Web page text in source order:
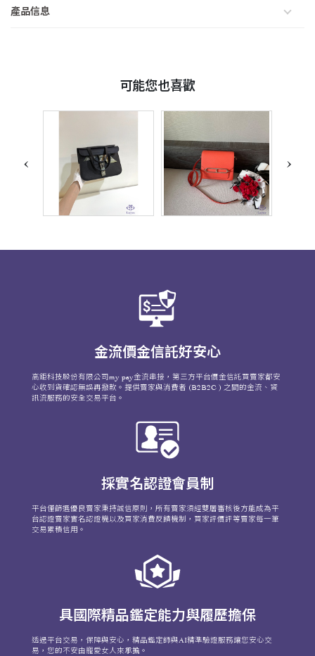
產品信息
可能您也喜歡
‹ ›
金流價金信託好安心
高鉅科技股份有限公司my pay金流串接，第三方平台價金信託買賣家都安
心收到貨確認無誤再撥款。提供賣家與消費者 (B2B2C ) 之間的金流、資
訊流服務的安全交易平台。
採實名認證會員制
平台僅篩選優良賣家秉持誠信原則，所有賣家須經雙層審核後方能成為平
台認證賣家實名認證機以及買家消費反饋機制，買家評價評等賣家每一筆
交易累積信用。
具國際精品鑑定能力與履歷擔保
透過平台交易，保障與安心，精品鑑定師與AI精準驗證服務讓您安心交
易，您的不安由寵愛女人來承擔。